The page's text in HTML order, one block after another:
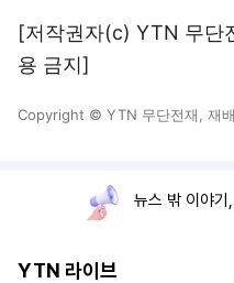
[저작권자(c) YTN 무단
용 금지]
Copyright © YTN 무단전재, 재
뉴스 밖 이야기
YTN 라이브